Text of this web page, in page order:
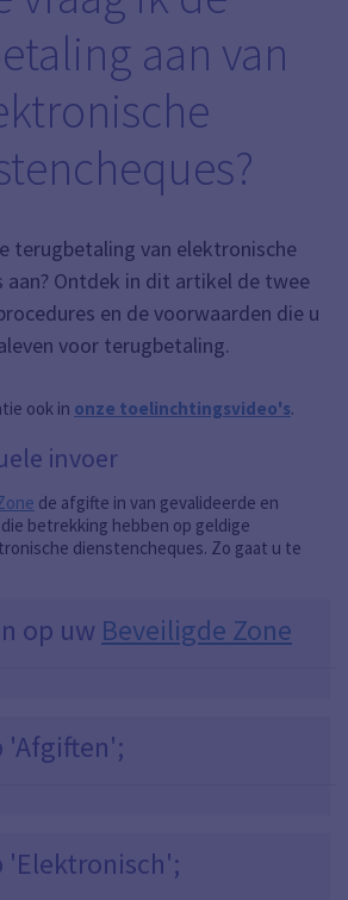
aan van
terugbetaling van elektronische
aan? Ontdek in dit artikel de twee
en de voorwaarden die u
voor terugbetaling.
ook in onze toelinchtingsvideo's.
invoer
de afgifte in van gevalideerde en
betrekking hebben op geldige
dienstencheques. Zo gaat u te
op uw Beveiligde Zone
'Afgiften';
'Elektronisch';